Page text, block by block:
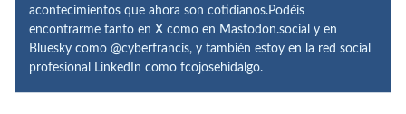
acontecimientos que ahora son cotidianos.Podéis
encontrarme tanto en X como en Mastodon.social y en
Bluesky como @cyberfrancis, y también estoy en la red social
profesional LinkedIn como fcojosehidalgo.